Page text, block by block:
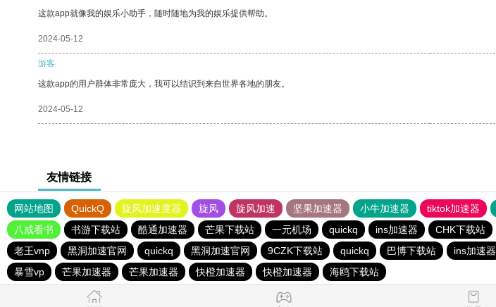
这款app就像我的娱乐小助手，随时随地为我的娱乐提供帮助。
2024-05-12
游客
这款app的用户群体非常庞大，我可以结识到来自世界各地的朋友。
2024-05-12
友情链接
网站地图 QuickQ 旋风加速度器 旋风 旋风加速 坚果加速器 小牛加速器 tiktok加速器
八戒看书
书游下载站 酷通加速器 芒果下载站 一元机场 quickq ins加速器 CHK下载站
老王vnp
黑洞加速官网 quickq 黑洞加速官网 9CZK下载站 quickq 巴博下载站 ins加速器
暴雪vp
芒果加速器 芒果加速器 快橙加速器 快橙加速器 海鸥下载站